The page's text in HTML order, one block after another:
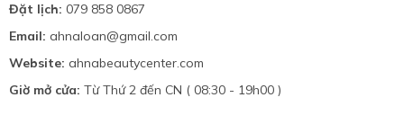
Đặt lịch: 079 858 0867
Email: ahnaloan@gmail.com
Website: ahnabeautycenter.com
Giờ mở cửa: Từ Thứ 2 đến CN ( 08:30 - 19h00 )